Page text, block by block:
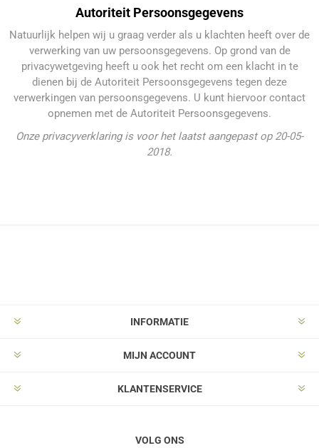
Autoriteit Persoonsgegevens
Natuurlijk helpen wij u graag verder als u klachten heeft over de
verwerking van uw persoonsgegevens. Op grond van de
privacywetgeving heeft u ook het recht om een klacht in te
dienen bij de Autoriteit Persoonsgegevens tegen deze
verwerkingen van persoonsgegevens. U kunt hiervoor contact
opnemen met de Autoriteit Persoonsgegevens.
Onze privacyverklaring is voor het laatst aangepast op 20-05-
2018.
INFORMATIE
MIJN ACCOUNT
KLANTENSERVICE
VOLG ONS